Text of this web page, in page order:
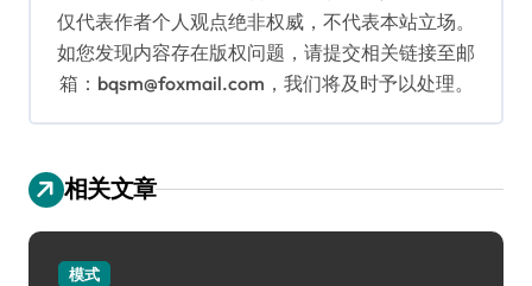
仅代表作者个人观点绝非权威，不代表本站立场。
如您发现内容存在版权问题，请提交相关链接至邮
箱：bqsm@foxmail.com，我们将及时予以处理。
相关文章
模式